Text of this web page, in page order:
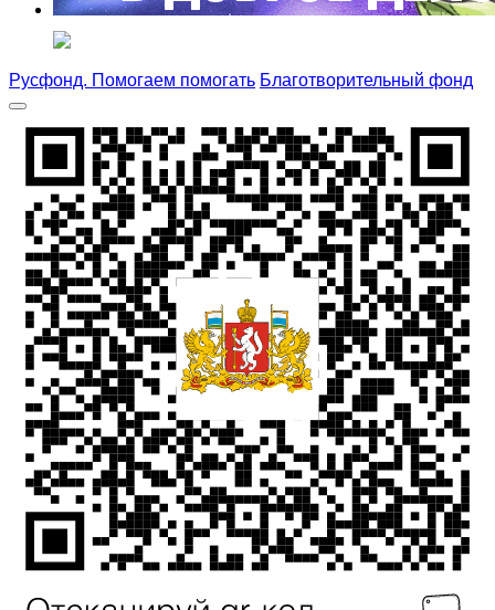
Русфонд. Помогаем помогать Благотворительный фонд